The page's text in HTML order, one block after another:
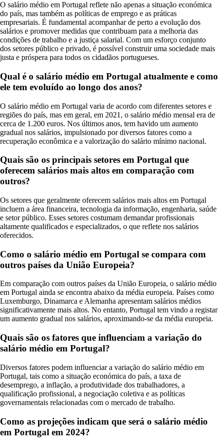
O salário médio em Portugal reflete não apenas a situação económica
do país, mas também as políticas de emprego e as práticas
empresariais. É fundamental acompanhar de perto a evolução dos
salários e promover medidas que contribuam para a melhoria das
condições de trabalho e a justiça salarial. Com um esforço conjunto
dos setores público e privado, é possível construir uma sociedade mais
justa e próspera para todos os cidadãos portugueses.
Qual é o salário médio em Portugal atualmente e como
ele tem evoluído ao longo dos anos?
O salário médio em Portugal varia de acordo com diferentes setores e
regiões do país, mas em geral, em 2021, o salário médio mensal era de
cerca de 1.200 euros. Nos últimos anos, tem havido um aumento
gradual nos salários, impulsionado por diversos fatores como a
recuperação econômica e a valorização do salário mínimo nacional.
Quais são os principais setores em Portugal que
oferecem salários mais altos em comparação com
outros?
Os setores que geralmente oferecem salários mais altos em Portugal
incluem a área financeira, tecnologia da informação, engenharia, saúde
e setor público. Esses setores costumam demandar profissionais
altamente qualificados e especializados, o que reflete nos salários
oferecidos.
Como o salário médio em Portugal se compara com
outros países da União Europeia?
Em comparação com outros países da União Europeia, o salário médio
em Portugal ainda se encontra abaixo da média europeia. Países como
Luxemburgo, Dinamarca e Alemanha apresentam salários médios
significativamente mais altos. No entanto, Portugal tem vindo a registar
um aumento gradual nos salários, aproximando-se da média europeia.
Quais são os fatores que influenciam a variação do
salário médio em Portugal?
Diversos fatores podem influenciar a variação do salário médio em
Portugal, tais como a situação económica do país, a taxa de
desemprego, a inflação, a produtividade dos trabalhadores, a
qualificação profissional, a negociação coletiva e as políticas
governamentais relacionadas com o mercado de trabalho.
Como as projeções indicam que será o salário médio
em Portugal em 2024?